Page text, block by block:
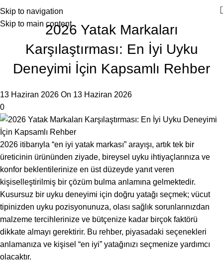
Skip to navigation
Skip to main content2026 Yatak Markaları
Karşılaştırması: En İyi Uyku
Deneyimi İçin Kapsamlı Rehber
13 Haziran 2026 On 13 Haziran 2026
0
2026 itibarıyla “en iyi yatak markası” arayışı, artık tek bir
üreticinin ürününden ziyade, bireysel uyku ihtiyaçlarınıza ve
konfor beklentilerinize en üst düzeyde yanıt veren
kişiselleştirilmiş bir çözüm bulma anlamına gelmektedir.
Kusursuz bir uyku deneyimi için doğru yatağı seçmek; vücut
tipinizden uyku pozisyonunuza, olası sağlık sorunlarınızdan
malzeme tercihlerinize ve bütçenize kadar birçok faktörü
dikkate almayı gerektirir. Bu rehber, piyasadaki seçenekleri
anlamanıza ve kişisel “en iyi” yatağınızı seçmenize yardımcı
olacaktır.